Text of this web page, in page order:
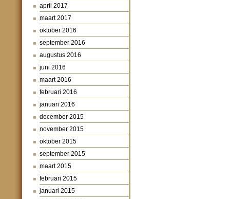
april 2017
maart 2017
oktober 2016
september 2016
augustus 2016
juni 2016
maart 2016
februari 2016
januari 2016
december 2015
november 2015
oktober 2015
september 2015
maart 2015
februari 2015
januari 2015